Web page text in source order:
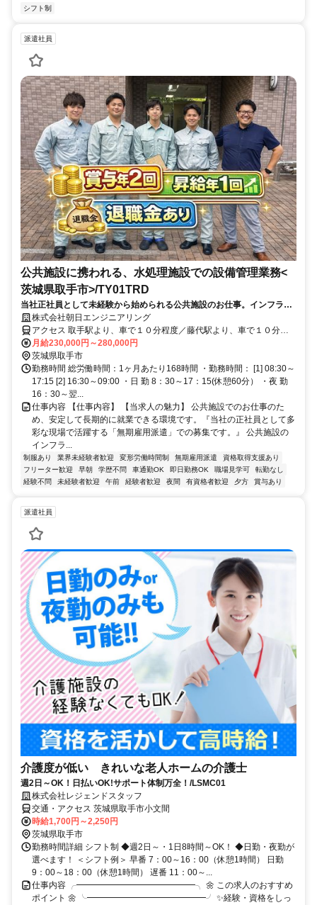
シフト制
派遣社員
公共施設に携われる、水処理施設での設備管理業務<
茨城県取手市>/TY01TRD
当社正社員として未経験から始められる公共施設のお仕事。インフラ業
界の為長期安定。無期雇用派遣募集です
株式会社朝日エンジニアリング
アクセス 取手駅より、車で１０分程度／藤代駅より、車で１０分程
度／我孫子駅より、車で２０分程度 ※車通勤可能（無料駐車場あ
り）
月給230,000円～280,000円
茨城県取手市
勤務時間 総労働時間：1ヶ月あたり168時間 ・勤務時間： [1] 08:30～
17:15 [2] 16:30～09:00 ・日 勤 8：30～17：15(休憩60分） ・夜 勤
16：30～翌...
仕事内容 【仕事内容】 【当求人の魅力】 公共施設でのお仕事のた
め、安定して長期的に就業できる環境です。『当社の正社員として多
彩な現場で活躍する「無期雇用派遣」での募集です。』 公共施設の
インフラ...
制服あり 業界未経験者歓迎 変形労働時間制 無期雇用派遣
資格取得支援あり
フリーター歓迎
早朝 学歴不問 車通勤OK 即日勤務OK 職場見学可
転勤なし
経験不問
未経験者歓迎 午前 経験者歓迎 夜間 有資格者歓迎 夕方 賞与あり
派遣社員
介護度が低い きれいな老人ホームの介護士
週2日～OK！日払いOK!サポート体制万全！/LSMC01
株式会社レジェンドスタッフ
交通・アクセス 茨城県取手市小文間
時給1,700円～2,250円
茨城県取手市
勤務時間詳細 シフト制 ◆週2日～・1日8時間～OK！ ◆日勤・夜勤が
選べます！ ＜シフト例＞ 早番 7：00～16：00（休憩1時間） 日勤
9：00～18：00（休憩1時間） 遅番 11：00～...
仕事内容 ╭━━━━━━━━━━━━━━╮ 🌼 この求人のおすすめ
ポイント 🌼 ╰━━━━━━━━━━━━━━╯ ✨経験・資格をしっ